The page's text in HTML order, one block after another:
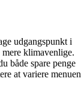
udgangspunkt i
klimavenlige.
både spare penge
at variere menuen